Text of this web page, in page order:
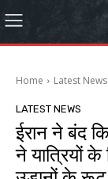
Home Latest News
LATEST NEWS
ईरान ने बंद
ने यात्रियों के